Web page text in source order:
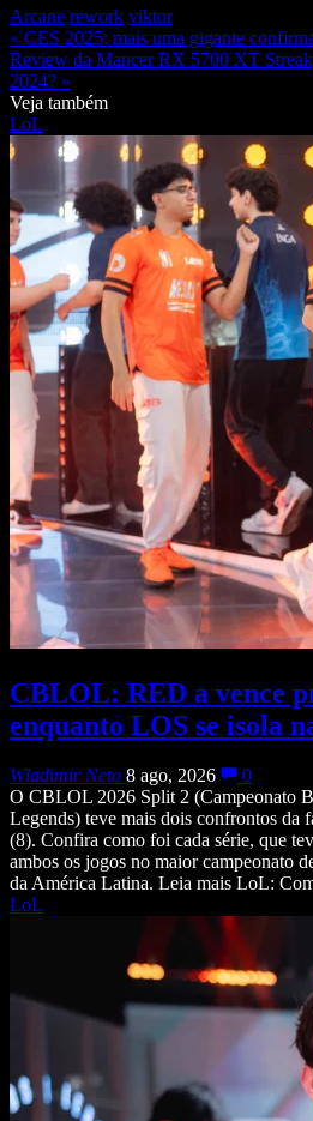
Arcane rework viktor
« CES 2025: mais uma gigante
Review da Mancer RX 5700 XT
2024? »
Veja também
LoL
CBLOL: RED a vence
enquanto LOS se isola
Wladimir Neto 8 ago, 2026
0
O CBLOL 2026 Split 2 (Campeonato
Legends) teve mais dois confrontos da
(8). Confira como foi cada série, que
ambos os jogos no maior campeonato
da América Latina. Leia mais LoL:
LoL